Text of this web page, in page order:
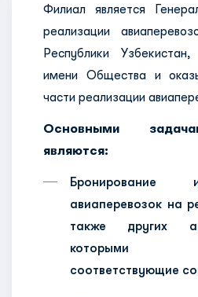
Филиал является
реализации
Республики
имени Общества и
части реализации
Основными
являются:
Бронирование
авиаперевозок на
также других
которыми
соответствующие